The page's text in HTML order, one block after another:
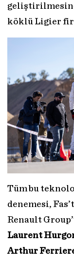
köklü Ligier
Tüm bu
denemesi,
Renault
Laurent
Arthur